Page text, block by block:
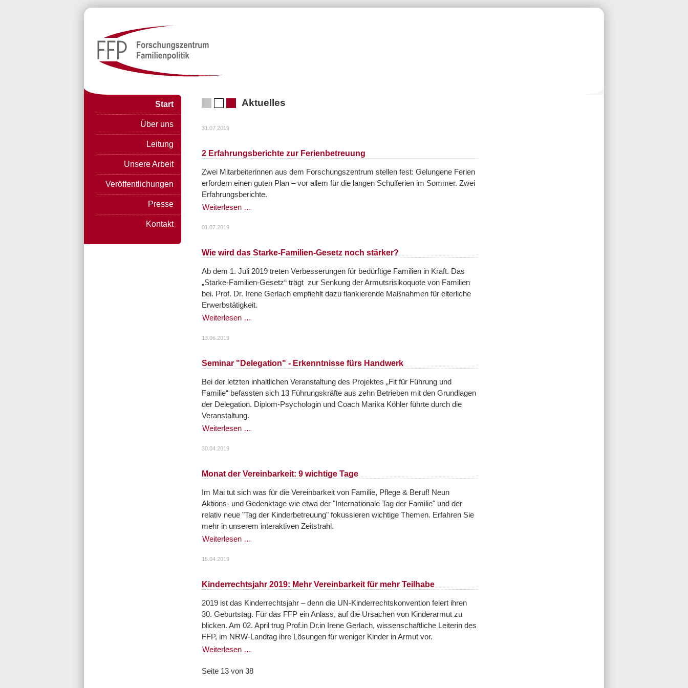
Aktuelles
31.07.2019
2 Erfahrungsberichte zur Ferienbetreuung
Zwei Mitarbeiterinnen aus dem Forschungszentrum stellen fest: Gelungene Ferien
erfordern einen guten Plan – vor allem für die langen Schulferien im Sommer. Zwei
Erfahrungsberichte.
Weiterlesen …
01.07.2019
Wie wird das Starke-Familien-Gesetz noch stärker?
Ab dem 1. Juli 2019 treten Verbesserungen für bedürftige Familien in Kraft. Das
„Starke-Familien-Gesetz“ trägt zur Senkung der Armutsrisikoquote von Familien
bei. Prof. Dr. Irene Gerlach empfiehlt dazu flankierende Maßnahmen für elterliche
Erwerbstätigkeit.
Weiterlesen …
13.06.2019
Seminar "Delegation" - Erkenntnisse fürs Handwerk
Bei der letzten inhaltlichen Veranstaltung des Projektes „Fit für Führung und
Familie“ befassten sich 13 Führungskräfte aus zehn Betrieben mit den Grundlagen
der Delegation. Diplom-Psychologin und Coach Marika Köhler führte durch die
Veranstaltung.
Weiterlesen …
30.04.2019
Monat der Vereinbarkeit: 9 wichtige Tage
Im Mai tut sich was für die Vereinbarkeit von Familie, Pflege & Beruf! Neun
Aktions- und Gedenktage wie etwa der "Internationale Tag der Familie" und der
relativ neue "Tag der Kinderbetreuung" fokussieren wichtige Themen. Erfahren Sie
mehr in unserem interaktiven Zeitstrahl.
Weiterlesen …
15.04.2019
Kinderrechtsjahr 2019: Mehr Vereinbarkeit für mehr Teilhabe
2019 ist das Kinderrechtsjahr – denn die UN-Kinderrechtskonvention feiert ihren
30. Geburtstag. Für das FFP ein Anlass, auf die Ursachen von Kinderarmut zu
blicken. Am 02. April trug Prof.in Dr.in Irene Gerlach, wissenschaftliche Leiterin des
FFP, im NRW-Landtag ihre Lösungen für weniger Kinder in Armut vor.
Weiterlesen …
Seite 13 von 38
Start
Über uns
Leitung
Unsere Arbeit
Veröffentlichungen
Presse
Kontakt